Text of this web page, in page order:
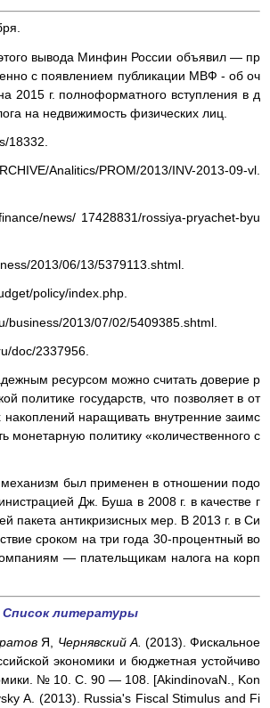
вывода Минфин России объявил — пр
с появлением публикации МВФ - об оч
2015 г. полноформатного вступления в д
на недвижимость физических лиц.
18332.
Analitics/PROM/2013/INV-2013-09-vl.
news/ 17428831/rossiya-pryachet-byu
2013/06/13/5379113.shtml.
policy/index.php.
business/2013/07/02/5409385.shtml.
doc/2337956.
ресурсом можно считать доверие р
политике государств, что позволяет в от
накоплений наращивать внутренние заимс
монетарную политику «количественного с
механизм был применен в отношении подо
Дж. Буша в 2008 г. в качестве г
пакета антикризисных мер. В 2013 г. в Си
сроком на три года 30-процентный во
— плательщикам налога на корп
Список литературы
Я, Чернявский А. (2013). Фискальное
экономики и бюджетная устойчиво
№ 10. С. 90 — 108. [AkindinovaN., Kon
А. (2013). Russia's Fiscal Stimulus and Fi